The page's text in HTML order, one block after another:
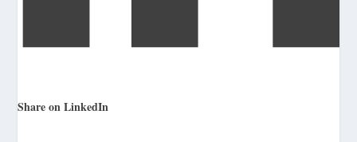
Share on LinkedIn